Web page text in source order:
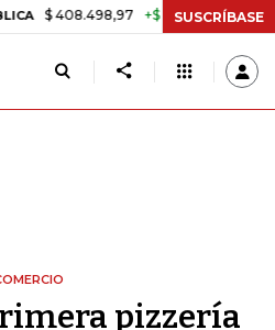
+$ 8.753,81 +2,19%
SUSCRÍBASE
pizzería